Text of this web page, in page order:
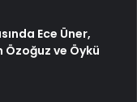
Ece Üner,
ve Öykü